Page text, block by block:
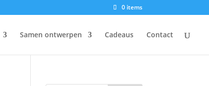
0 items
Samen ontwerpen Cadeaus Contact